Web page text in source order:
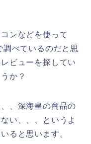
ンなどを使って
調べているのだと思
ビューを探してい
か？
、深海皇の商品の
い、、、というよ
ると思います。